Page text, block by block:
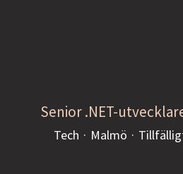
Senior .NET-
Tech · Malmö ·